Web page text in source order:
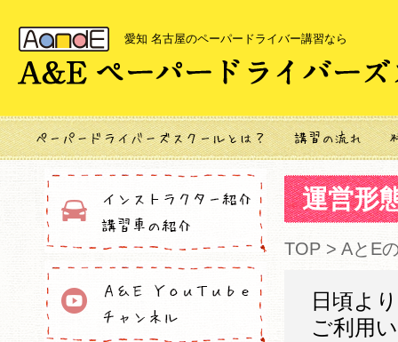
愛知 名古屋のペーパードライバー講習なら
運営形
TOP > AとE
日頃よ
ご利用